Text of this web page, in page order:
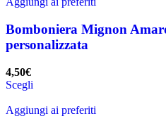
Bomboniera Mignon
personalizzata
4,50€
Scegli
Aggiungi ai preferiti